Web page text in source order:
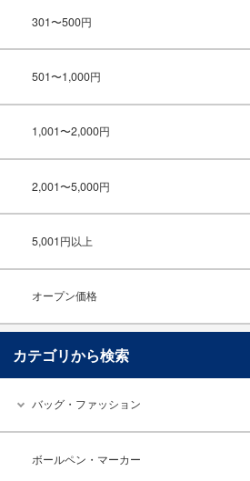
301〜500円
501〜1,000円
1,001〜2,000円
2,001〜5,000円
5,001円以上
オープン価格
カテゴリから検索
バッグ・ファッション
ボールペン・マーカー